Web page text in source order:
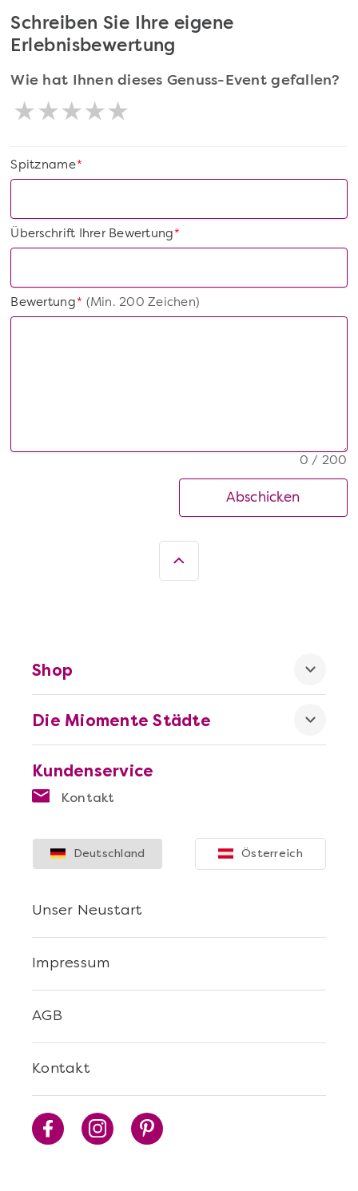
Schreiben Sie Ihre eigene
Erlebnisbewertung
Wie hat Ihnen dieses Genuss-Event gefallen?
*
Spitzname
*
Überschrift Ihrer Bewertung
*
Bewertung(Min. 200 Zeichen)
0 / 200
Abschicken
Kundenservice
Kontakt
Die Miomente Städte
Shop
Kontakt
AGB
Impressum
Unser Neustart
Deutschland Österreich